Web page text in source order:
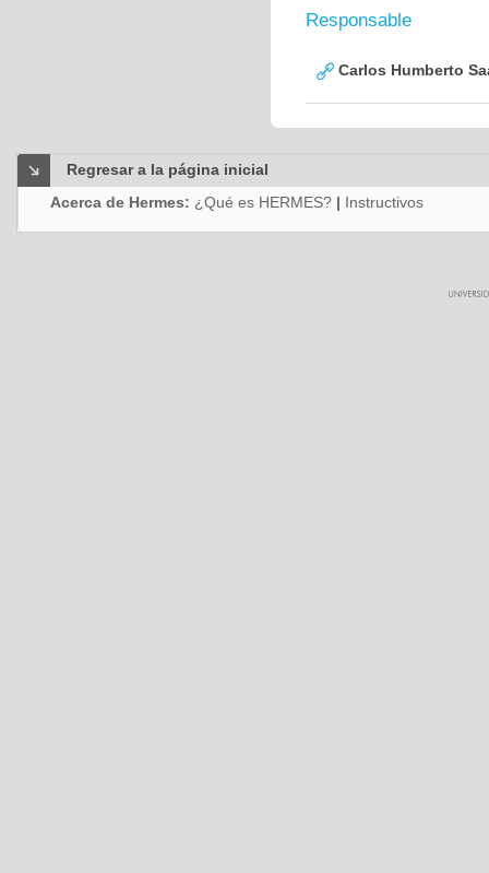
Responsable
Carlos Humberto
Regresar a la página inicial
Acerca de Hermes: ¿Qué es HERMES? | Instructivos